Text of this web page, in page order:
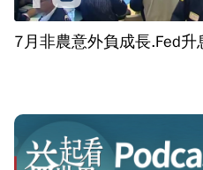
7月非農意外負成長.Fed